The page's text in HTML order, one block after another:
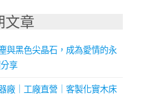
文章
與黑色尖晶石，成為愛情的永
享
廠｜工廠直營｜客製化實木床